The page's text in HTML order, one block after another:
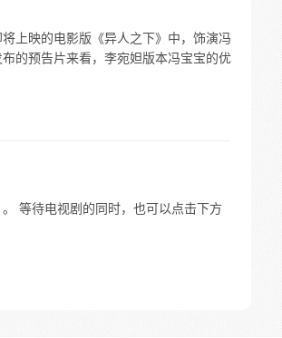
上映的电影版《异人之下》中，饰演冯
的预告片来看，李宛妲版本冯宝宝的优
等待电视剧的同时，也可以点击下方